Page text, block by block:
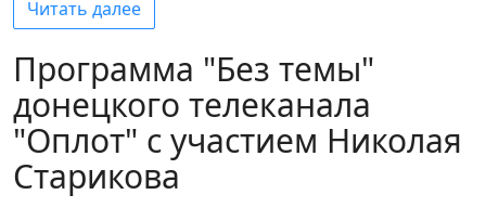
Читать далее
Программа "Без темы"
донецкого телеканала
"Оплот" с участием Николая
Старикова